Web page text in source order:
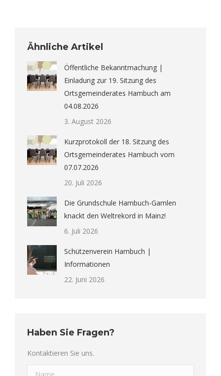
Ähnliche Artikel
Öffentliche Bekanntmachung |
Einladung zur 19. Sitzung des
Ortsgemeinderates Hambuch am
04.08.2026
3. August 2026
Kurzprotokoll der 18. Sitzung des
Ortsgemeinderates Hambuch vom
07.07.2026
20. Juli 2026
Die Grundschule Hambuch-Gamlen
knackt den Weltrekord in Mainz!
6. Juli 2026
Schützenverein Hambuch |
Informationen
22. Juni 2026
Haben Sie Fragen?
Kontaktieren Sie uns.
Name